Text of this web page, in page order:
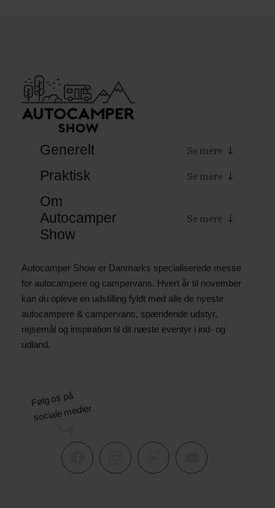
Generelt
Praktisk
Om
Autocamper
Show
Autocamper Show er Danmarks specialiserede messe
for autocampere og campervans. Hvert år til november
kan du opleve en udstilling fyldt med alle de nyeste
autocampere & campervans, spændende udstyr,
rejsemål og inspiration til dit næste eventyr i ind- og
udland.
Følg os på
sociale medier